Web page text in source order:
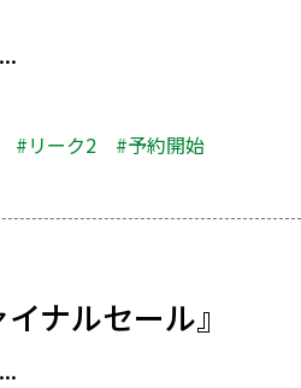
#リーク2
#予約開始
ナルセール』